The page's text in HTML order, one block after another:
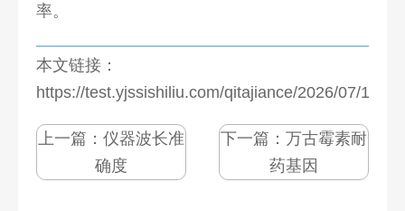
率。
本文链接：
https://test.yjssishiliu.com/qitajiance/2026/07/
上一篇： 仪器波长准
确度
下一篇：万古霉素耐
药基因